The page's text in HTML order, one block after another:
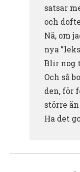
satsar
och
Nä, om
nya
Blir nog
Och så
den, för
större
Ha det